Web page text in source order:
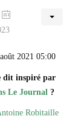
2021 05:00
dit inspiré par
Le Journal ?
Robitaille